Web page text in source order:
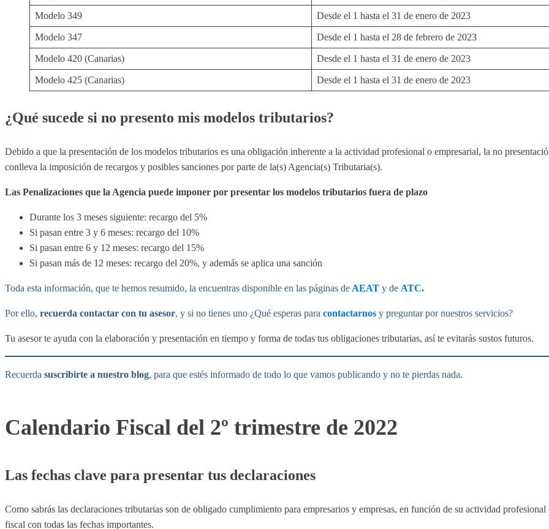
Modelo 349 Desde el 1 hasta el 31 de enero de 2023
Modelo 347 Desde el 1 hasta el 28 de febrero de 2023
Modelo 420 (Canarias) Desde el 1 hasta el 31 de enero de 2023
Modelo 425 (Canarias) Desde el 1 hasta el 31 de enero de 2023
¿Qué sucede si no presento mis modelos tributarios?
Debido a que la presentación de los modelos tributarios es una obligación inherente a la actividad profesional o empresarial, la no
conlleva la imposición de recargos y posibles sanciones por parte de la(s) Agencia(s) Tributaria(s).
Las Penalizaciones que la Agencia puede imponer por presentar los modelos tributarios fuera de plazo
Durante los 3 meses siguiente: recargo del 5%
Si pasan entre 3 y 6 meses: recargo del 10%
Si pasan entre 6 y 12 meses: recargo del 15%
Si pasan más de 12 meses: recargo del 20%, y además se aplica una sanción
Toda esta información, que te hemos resumido, la encuentras disponible en las páginas de AEAT y de ATC.
Por ello, recuerda contactar con tu asesor, y si no tienes uno ¿Qué esperas para contactarnos y preguntar por nuestros servicios?
Tu asesor te ayuda con la elaboración y presentación en tiempo y forma de todas tus obligaciones tributarias, así te evitarás sustos futuros.
Recuerda suscribirte a nuestro blog, para que estés informado de todo lo que vamos publicando y no te pierdas nada.
Calendario Fiscal del 2º trimestre de 2022
Las fechas clave para presentar tus declaraciones
Como sabrás las declaraciones tributarias son de obligado cumplimiento para empresarios y empresas, en función de su actividad
fiscal con todas las fechas importantes.